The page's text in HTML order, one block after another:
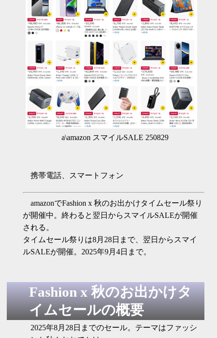
a\amazon スマイルSALE 250829
携帯電話、スマートフォン
amazonでFashion x 秋のお出かけタイムセール祭り
が開催中。終わると翌日からスマイルSALEが開催
される。
タイムセール祭りは8月28日まで、翌日からスマイ
ルSALEが開催。2025年9月4日まで。
Fashion x 秋のお出かけタ
イムセールの概要
2025年8月28日までのセール。テーマはファッシ